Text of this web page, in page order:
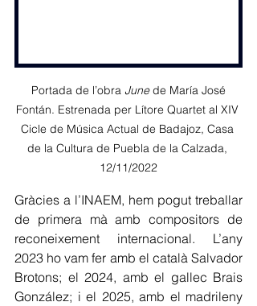
Portada de l’obra June de María José
Fontán. Estrenada per Lítore Quartet al XIV
Cicle de Música Actual de Badajoz, Casa
de la Cultura de Puebla de la Calzada,
12/11/2022
Gràcies a l’INAEM, hem pogut treballar
de primera mà amb compositors de
reconeixement internacional. L’any
2023 ho vam fer amb el català Salvador
Brotons; el 2024, amb el gallec Brais
González; i el 2025, amb el madrileny